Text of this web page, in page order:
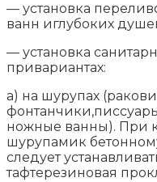
— установка
ванн иглубоких
— установка
привариантах:
а) на шурупах
ножные ванны). При
шурупамик
следует
тафтерезиновая